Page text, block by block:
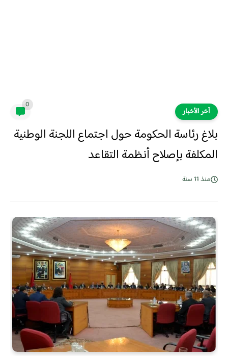
آخر الأخبار
0
بلاغ رئاسة الحكومة حول اجتماع اللجنة الوطنية
المكلفة بإصلاح أنظمة التقاعد
منذ 11 سنة